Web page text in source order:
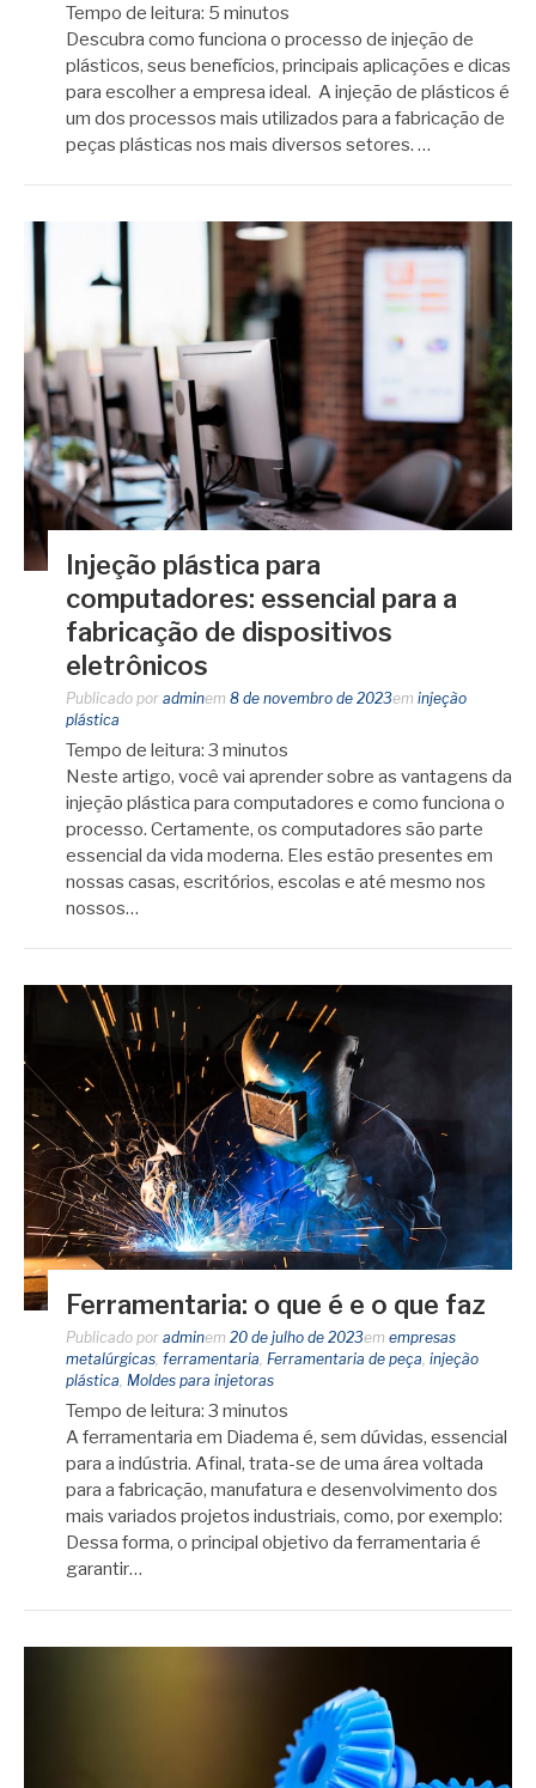
Tempo de leitura: 5 minutos
Descubra como funciona o processo de injeção de
plásticos, seus benefícios, principais aplicações e dicas
para escolher a empresa ideal. A injeção de plásticos é
um dos processos mais utilizados para a fabricação de
peças plásticas nos mais diversos setores. …
Injeção plástica para
computadores: essencial para a
fabricação de dispositivos
eletrônicos
Publicado por adminem 8 de novembro de 2023em injeção
plástica
Tempo de leitura: 3 minutos
Neste artigo, você vai aprender sobre as vantagens da
injeção plástica para computadores e como funciona o
processo. Certamente, os computadores são parte
essencial da vida moderna. Eles estão presentes em
nossas casas, escritórios, escolas e até mesmo nos
nossos…
Ferramentaria: o que é e o que faz
Publicado por adminem 20 de julho de 2023em empresas
metalúrgicas, ferramentaria, Ferramentaria de peça, injeção
plástica, Moldes para injetoras
Tempo de leitura: 3 minutos
A ferramentaria em Diadema é, sem dúvidas, essencial
para a indústria. Afinal, trata-se de uma área voltada
para a fabricação, manufatura e desenvolvimento dos
mais variados projetos industriais, como, por exemplo:
Dessa forma, o principal objetivo da ferramentaria é
garantir…